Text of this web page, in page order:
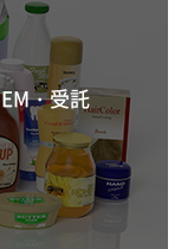
・受託